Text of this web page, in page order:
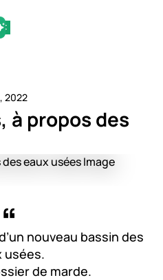
2022
à propos des
nouveau bassin des
usées.
de marde.